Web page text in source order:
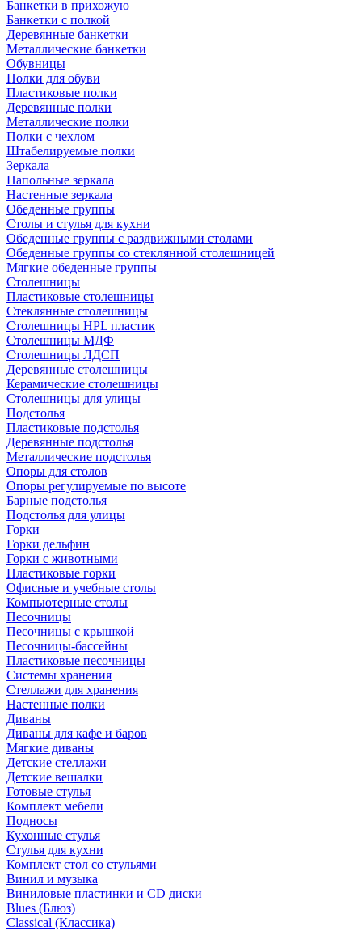
Банкетки в прихожую
Банкетки с полкой
Деревянные банкетки
Металлические банкетки
Обувницы
Полки для обуви
Пластиковые полки
Деревянные полки
Металлические полки
Полки с чехлом
Штабелируемые полки
Зеркала
Напольные зеркала
Настенные зеркала
Обеденные группы
Столы и стулья для кухни
Обеденные группы с раздвижными столами
Обеденные группы со стеклянной столешницей
Мягкие обеденные группы
Столешницы
Пластиковые столешницы
Стеклянные столешницы
Столешницы HPL пластик
Столешницы МДФ
Столешницы ЛДСП
Деревянные столешницы
Керамические столешницы
Столешницы для улицы
Подстолья
Пластиковые подстолья
Деревянные подстолья
Металлические подстолья
Опоры для столов
Опоры регулируемые по высоте
Барные подстолья
Подстолья для улицы
Горки
Горки дельфин
Горки с животными
Пластиковые горки
Офисные и учебные столы
Компьютерные столы
Песочницы
Песочницы с крышкой
Песочницы-бассейны
Пластиковые песочницы
Системы хранения
Стеллажи для хранения
Настенные полки
Диваны
Диваны для кафе и баров
Мягкие диваны
Детские стеллажи
Детские вешалки
Готовые стулья
Комплект мебели
Подносы
Кухонные стулья
Стулья для кухни
Комплект стол со стульями
Винил и музыка
Виниловые пластинки и CD диски
Blues (Блюз)
Classical (Классика)